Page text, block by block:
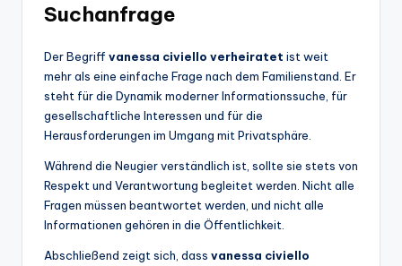
Suchanfrage
Der Begriff vanessa civiello verheiratet ist weit
mehr als eine einfache Frage nach dem Familienstand. Er
steht für die Dynamik moderner Informationssuche, für
gesellschaftliche Interessen und für die
Herausforderungen im Umgang mit Privatsphäre.
Während die Neugier verständlich ist, sollte sie stets von
Respekt und Verantwortung begleitet werden. Nicht alle
Fragen müssen beantwortet werden, und nicht alle
Informationen gehören in die Öffentlichkeit.
Abschließend zeigt sich, dass vanessa civiello